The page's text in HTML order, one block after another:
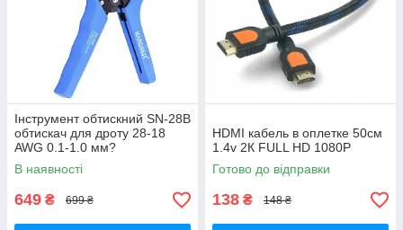
Інструмент обтискний SN-28B
обтискач для дроту 28-18
AWG 0.1-1.0 мм?
В наявності
649 ₴ 699 ₴
HDMI кабель в оплетке 50см
1.4v 2К FULL HD 1080P
Готово до відправки
138 ₴ 148 ₴